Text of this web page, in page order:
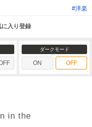
#洋楽
に入り登録
ダークモード
ON OFF
in the